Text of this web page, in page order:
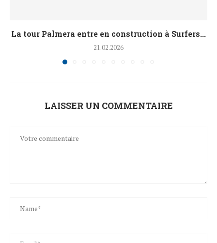
La tour Palmera entre en construction à Surfers...
21.02.2026
LAISSER UN COMMENTAIRE